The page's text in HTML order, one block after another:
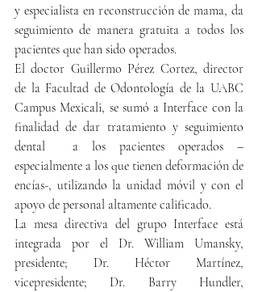
y especialista en reconstrucción de mama, da
seguimiento de manera gratuita a todos los
pacientes que han sido operados.
El doctor Guillermo Pérez Cortez, director
de la Facultad de Odontología de la UABC
Campus Mexicali, se sumó a Interface con la
finalidad de dar tratamiento y seguimiento
dental  a los pacientes operados –
especialmente a los que tienen deformación de
encías-, utilizando la unidad móvil y con el
apoyo de personal altamente calificado.
La mesa directiva del grupo Interface está
integrada por el Dr. William Umansky,
presidente; Dr. Héctor Martínez,
vicepresidente; Dr. Barry Hundler,